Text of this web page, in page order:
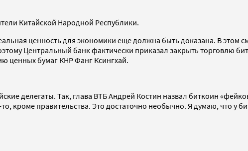
Китайской Народной Республики.
ценность для экономики еще должна быть доказана. В этом
Центральный банк фактически приказал закрыть торговлю
ценных бумаг КНР Фанг Ксингхай.
делегаты. Так, глава ВТБ Андрей Костин назвал биткоин
кроме правительства. Это достаточно необычно. Я думаю, что у